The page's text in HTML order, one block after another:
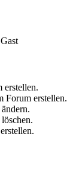
erstellen.
Forum erstellen.
ändern.
löschen.